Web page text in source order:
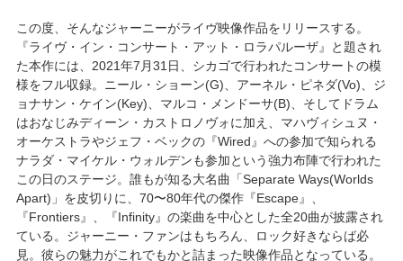
この度、そんなジャーニーがライヴ映像作品をリリースする。
『ライヴ・イン・コンサート・アット・ロラパルーザ』と題され
た本作には、2021年7月31日、シカゴで行われたコンサートの模
様をフル収録。ニール・ショーン(G)、アーネル・ピネダ(Vo)、ジ
ョナサン・ケイン(Key)、マルコ・メンドーサ(B)、そしてドラム
はおなじみディーン・カストロノヴォに加え、マハヴィシュヌ・
オーケストラやジェフ・ベックの『Wired』への参加で知られる
ナラダ・マイケル・ウォルデンも参加という強力布陣で行われた
この日のステージ。誰もが知る大名曲「Separate Ways(Worlds
Apart)」を皮切りに、70〜80年代の傑作『Escape』、
『Frontiers』、『Infinity』の楽曲を中心とした全20曲が披露され
ている。ジャーニー・ファンはもちろん、ロック好きならば必
見。彼らの魅力がこれでもかと詰まった映像作品となっている。